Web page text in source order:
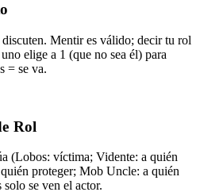
Mentir es válido; decir tu rol
elige a 1 (que no sea él) para
= se va.
Rol
(Lobos: víctima; Vidente: a quién
proteger; Mob Uncle: a quién
se ven el actor.